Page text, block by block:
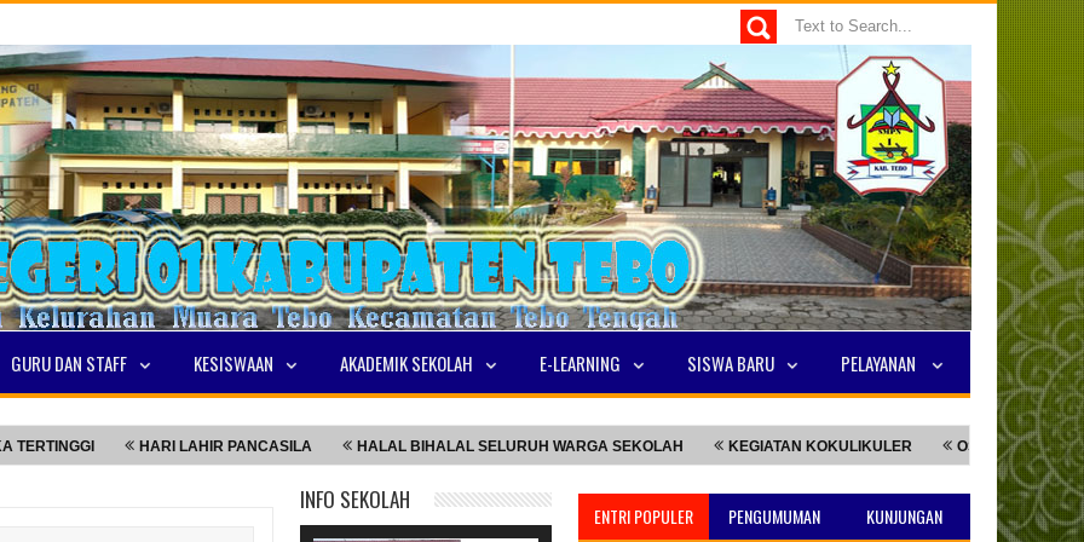
GURU DAN STAFF KESISWAAN AKADEMIK SEKOLAH E-LEARNING SISWA BARU PELAYANAN
HARI LAHIR PANCASILA HALAL BIHALAL SELURUH WARGA SEKOLAH KEGIATAN KOKULIKULER OSIS CUP SPENSA 2025
ENTRI POPULER PENGUMUMAN KUNJUNGAN
INFO SEKOLAH